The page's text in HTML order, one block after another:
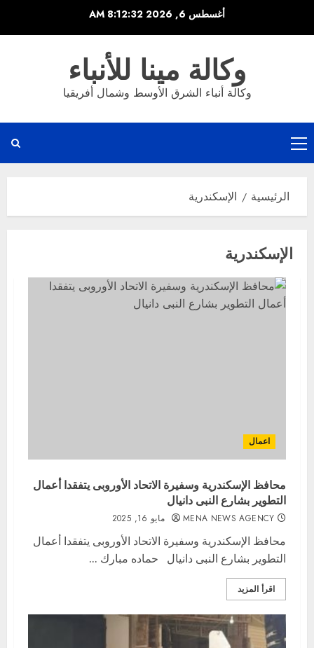
أغسطس 6, 2026 8:12:32 AM
وكالة مينا للأنباء
وكالة أنباء الشرق الأوسط وشمال أفريقيا
القائمة
الرئيسية
الرئيسية الإسكندرية
الإسكندرية
اعمال
محافظ الإسكندرية وسفيرة الاتحاد الأوروبى يتفقدا أعمال
التطوير بشارع النبى دانيال
MENA NEWS AGENCY مايو 16, 2025
محافظ الإسكندرية وسفيرة الاتحاد الأوروبى يتفقدا أعمال
التطوير بشارع النبى دانيال حماده مبارك ...
اقرأ المزيد